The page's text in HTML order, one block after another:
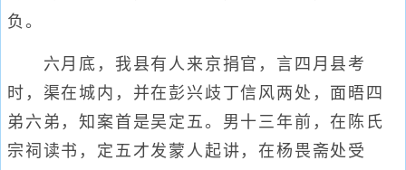
负。
六月底，我县有人来京捐官，言四月县考
时，渠在城内，并在彭兴歧丁信风两处，面晤四
弟六弟，知案首是吴定五。男十三年前，在陈氏
宗祠读书，定五才发蒙人起讲，在杨畏斋处受